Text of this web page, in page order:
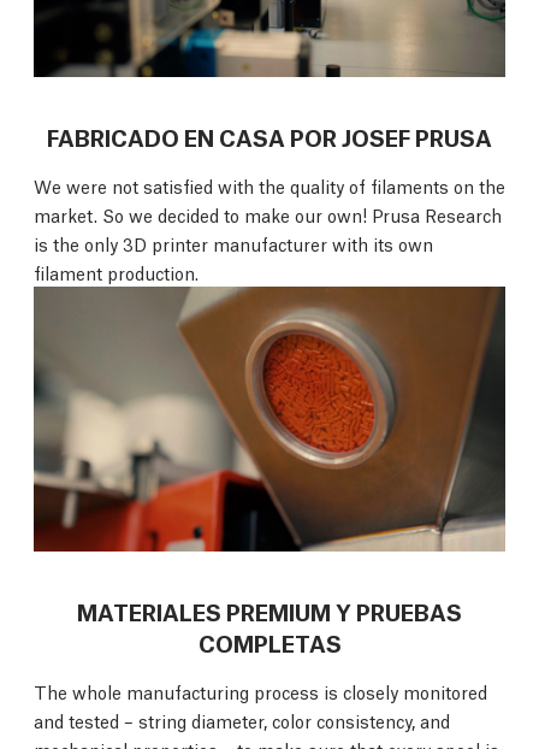
FABRICADO EN CASA POR JOSEF PRUSA
We were not satisfied with the quality of filaments on the
market. So we decided to make our own! Prusa Research
is the only 3D printer manufacturer with its own
filament production.
MATERIALES PREMIUM Y PRUEBAS
COMPLETAS
The whole manufacturing process is closely monitored
and tested – string diameter, color consistency, and